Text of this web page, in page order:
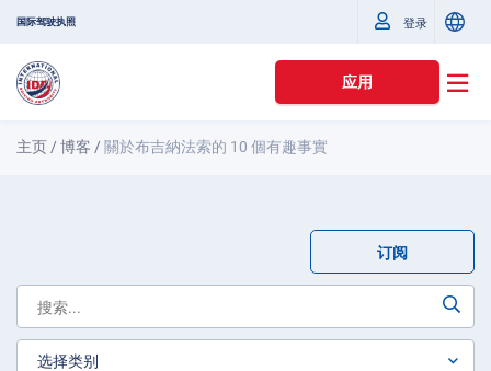
国际驾驶执照 登录
应用
主页 /博客 / 關於布吉納法索的 10 個有趣事實
订阅